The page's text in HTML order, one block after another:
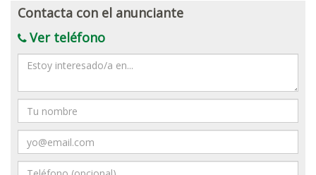
Contacta con el anunciante
Ver teléfono
Mensaje
Nombre
Email
Teléfono